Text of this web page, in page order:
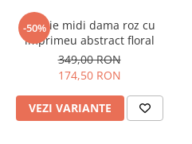
-50%
Rochie midi dama roz cu
imprimeu abstract floral
349,00 RON
174,50 RON
VEZI VARIANTE